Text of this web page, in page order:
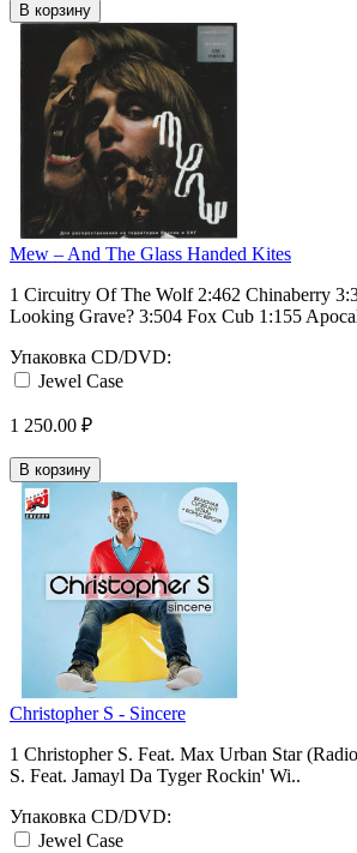
В корзину
Mew ‎– And The Glass Handed Kites
1 Circuitry Of The Wolf 2:462 Chinaberry
Looking Grave? 3:504 Fox Cub 1:155
Упаковка CD/DVD:
Jewel Case
1 250.00 ₽
В корзину
Christopher S - Sincere
1 Christopher S. Feat. Max Urban Star
S. Feat. Jamayl Da Tyger Rockin' Wi..
Упаковка CD/DVD:
Jewel Case